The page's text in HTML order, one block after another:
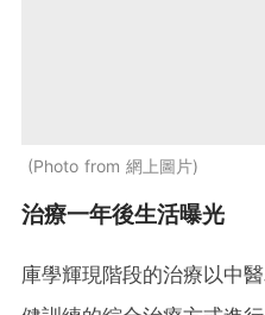
Photo from 網上圖片
治療一年後生活曝光
庫學輝現階段的治療以中